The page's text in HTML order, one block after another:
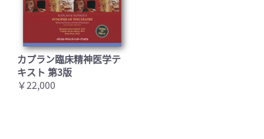
カプラン臨床精神医学テ
キスト 第3版
￥22,000